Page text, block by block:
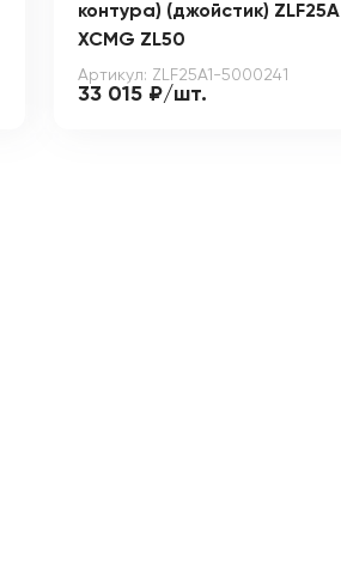
контура) (джойстик) ZLF25A
XCMG ZL50
Артикул: ZLF25A1-5000241
33 015 ₽/шт.